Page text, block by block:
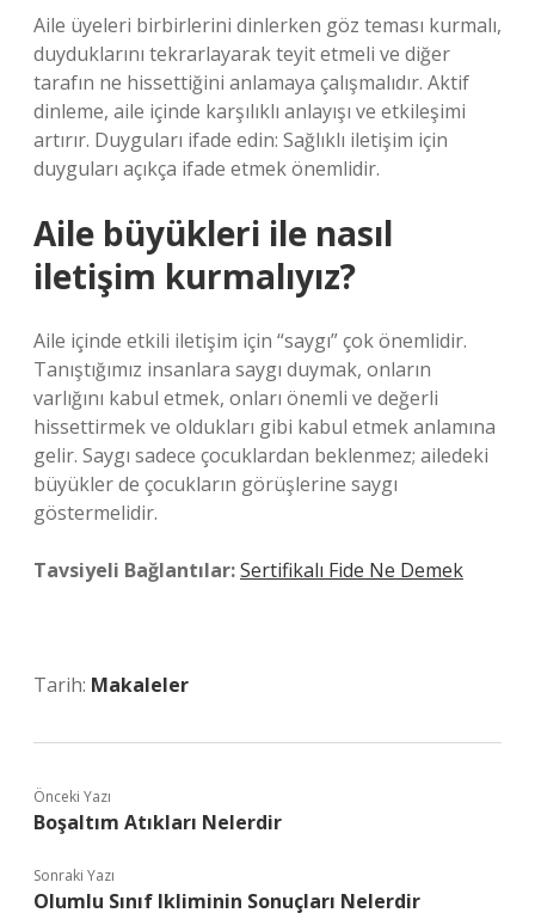
Aile üyeleri birbirlerini dinlerken göz teması kurmalı,
duyduklarını tekrarlayarak teyit etmeli ve diğer
tarafın ne hissettiğini anlamaya çalışmalıdır. Aktif
dinleme, aile içinde karşılıklı anlayışı ve etkileşimi
artırır. Duyguları ifade edin: Sağlıklı iletişim için
duyguları açıkça ifade etmek önemlidir.
Aile büyükleri ile nasıl
iletişim kurmalıyız?
Aile içinde etkili iletişim için “saygı” çok önemlidir.
Tanıştığımız insanlara saygı duymak, onların
varlığını kabul etmek, onları önemli ve değerli
hissettirmek ve oldukları gibi kabul etmek anlamına
gelir. Saygı sadece çocuklardan beklenmez; ailedeki
büyükler de çocukların görüşlerine saygı
göstermelidir.
Tavsiyeli Bağlantılar:Sertifikalı Fide Ne Demek
Tarih: Makaleler
Önceki Yazı
Boşaltım Atıkları Nelerdir
Sonraki Yazı
Olumlu Sınıf Ikliminin Sonuçları Nelerdir